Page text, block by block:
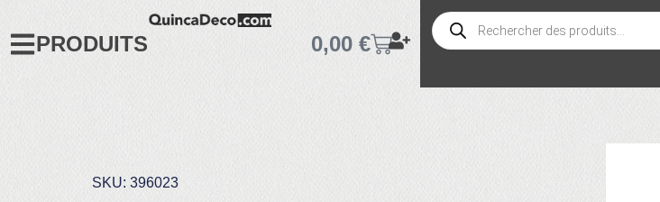
PRODUITS 0,00 €
SKU: 396023